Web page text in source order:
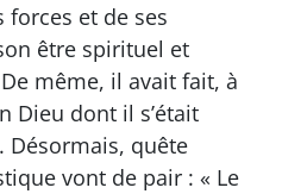
forces et de ses
être spirituel et
même, il avait fait, à
Dieu dont il s’était
Désormais, quête
vont de pair : « Le